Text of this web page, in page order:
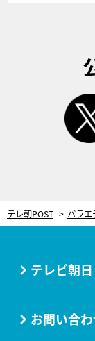
テレ朝POST バラエ
テレビ朝日
お問い合